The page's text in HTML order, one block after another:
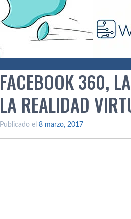
FACEBOOK 360,
LA REALIDAD
Publicado el 8 marzo, 2017